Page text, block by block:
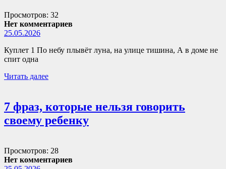
Просмотров: 32
Нет комментариев
25.05.2026
Куплет 1 По небу плывёт луна, на улице тишина, А в доме не
спит одна
Читать далее
7 фраз, которые нельзя говорить
своему ребенку
Просмотров: 28
Нет комментариев